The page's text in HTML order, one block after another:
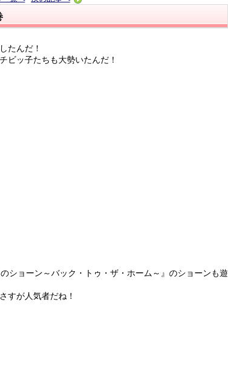
たんだ！
ビッ子たちも大勢いたんだ！
ョーン～バック・トゥ・ザ・ホーム～』のショーンも遊
すが人気者だね！